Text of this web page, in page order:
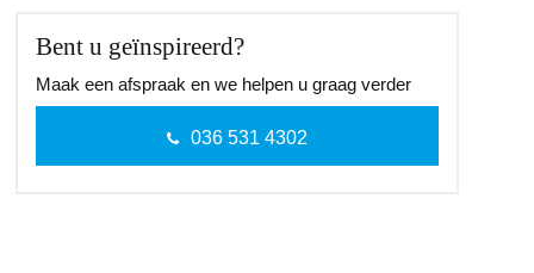
Bent u geïnspireerd?
Maak een afspraak en we helpen u graag verder
036 531 4302